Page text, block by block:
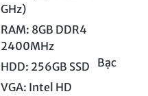
GHz)
RAM: 8GB DDR4
2400MHz
HDD: 256GB SSD
VGA: Intel HD
Bạc